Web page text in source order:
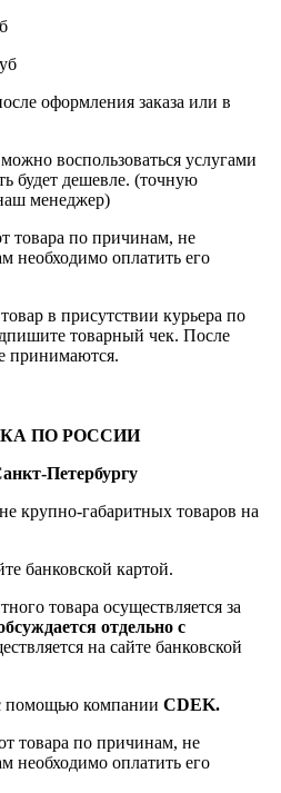
оформления заказа или в
воспользоваться услугами
будет дешевле. (точную
менеджер)
товара по причинам, не
необходимо оплатить его
в присутствии курьера по
товарный чек. После
принимаются.
ПО РОССИИ
Петербургу
крупно-габаритных товаров на
банковской картой.
товара осуществляется за
отдельно с
на сайте банковской
помощью компании СDEK.
товара по причинам, не
необходимо оплатить его